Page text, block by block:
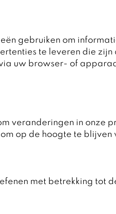
gebruiken om
te leveren die zijn
uw browser- of
veranderingen in onze
op de hoogte te blijven
met betrekking tot